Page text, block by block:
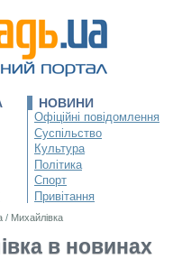
НОВИНИ
Офіційні повідомлення
Суспільство
Культура
Політика
Спорт
Привітання
/ Михайлівка
в новинах